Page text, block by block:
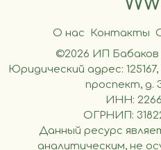
О нас Контакты
©2026 ИП Бабаков
Юридический адрес:
проспект, д.
ИНН:
ОГРНИП:
Данный ресурс
аналитическим, не